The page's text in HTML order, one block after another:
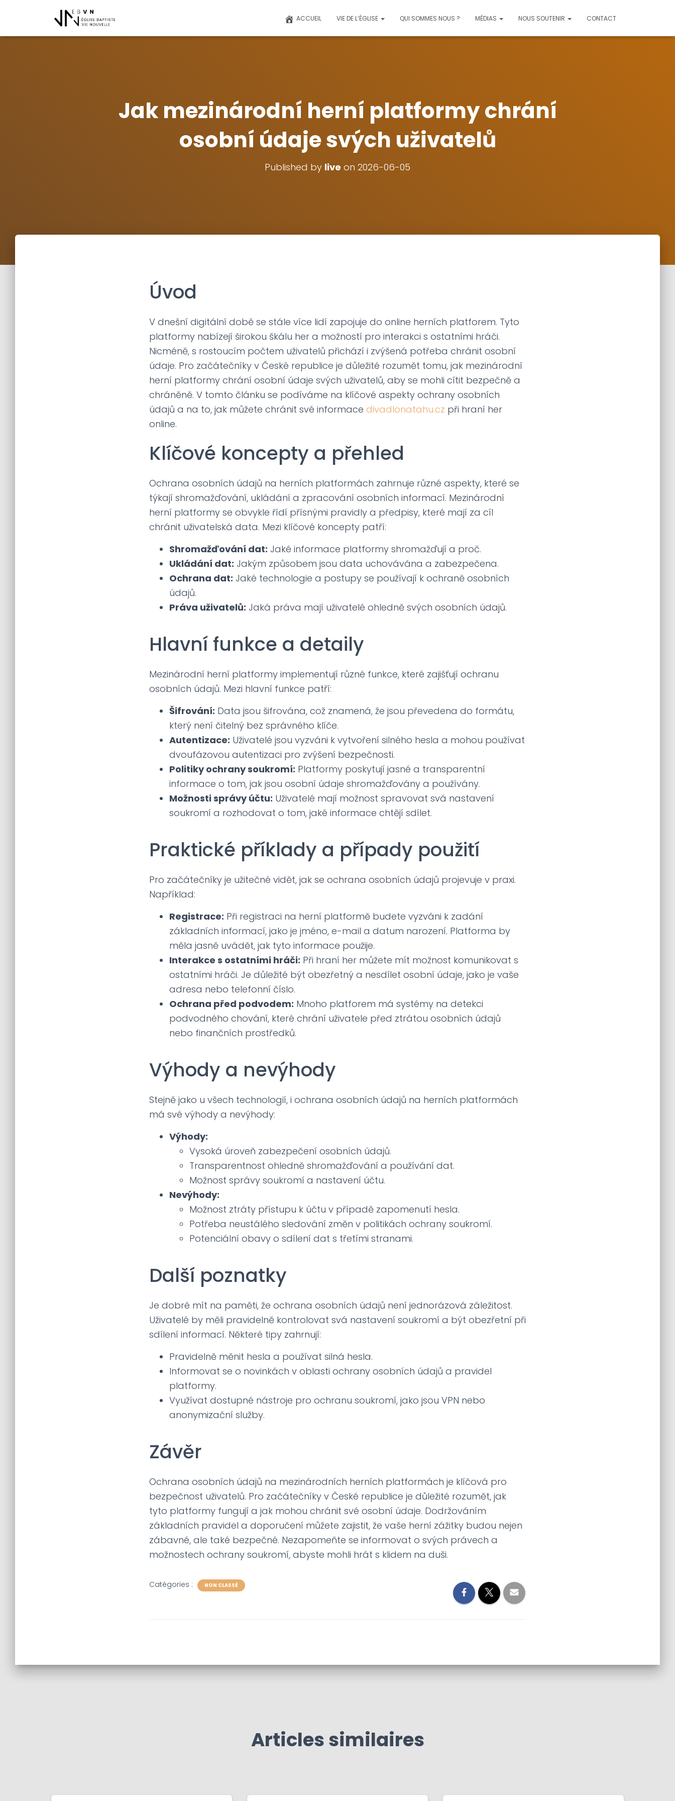
ACCUEIL VIE DE L’ÉGLISE QUI SOMMES NOUS ? MÉDIAS NOUS SOUTENIR CONTACT
Jak mezinárodní herní platformy chrání
osobní údaje svých uživatelů
Published by live on 2026-06-05
Úvod
V dnešní digitální době se stále více lidí zapojuje do online herních platforem. Tyto
platformy nabízejí širokou škálu her a možností pro interakci s ostatními hráči.
Nicméně, s rostoucím počtem uživatelů přichází i zvýšená potřeba chránit osobní
údaje. Pro začátečníky v České republice je důležité rozumět tomu, jak mezinárodní
herní platformy chrání osobní údaje svých uživatelů, aby se mohli cítit bezpečně a
chráněně. V tomto článku se podíváme na klíčové aspekty ochrany osobních
údajů a na to, jak můžete chránit své informace divadlonatahu.cz při hraní her
online.
Klíčové koncepty a přehled
Ochrana osobních údajů na herních platformách zahrnuje různé aspekty, které se
týkají shromažďování, ukládání a zpracování osobních informací. Mezinárodní
herní platformy se obvykle řídí přísnými pravidly a předpisy, které mají za cíl
chránit uživatelská data. Mezi klíčové koncepty patří:
Shromažďování dat: Jaké informace platformy shromažďují a proč.
Ukládání dat: Jakým způsobem jsou data uchovávána a zabezpečena.
Ochrana dat: Jaké technologie a postupy se používají k ochraně osobních
údajů.
Práva uživatelů: Jaká práva mají uživatelé ohledně svých osobních údajů.
Hlavní funkce a detaily
Mezinárodní herní platformy implementují různé funkce, které zajišťují ochranu
osobních údajů. Mezi hlavní funkce patří:
Šifrování: Data jsou šifrována, což znamená, že jsou převedena do formátu,
který není čitelný bez správného klíče.
Autentizace: Uživatelé jsou vyzváni k vytvoření silného hesla a mohou používat
dvoufázovou autentizaci pro zvýšení bezpečnosti.
Politiky ochrany soukromí: Platformy poskytují jasné a transparentní
informace o tom, jak jsou osobní údaje shromažďovány a používány.
Možnosti správy účtu: Uživatelé mají možnost spravovat svá nastavení
soukromí a rozhodovat o tom, jaké informace chtějí sdílet.
Praktické příklady a případy použití
Pro začátečníky je užitečné vidět, jak se ochrana osobních údajů projevuje v praxi.
Například:
Registrace: Při registraci na herní platformě budete vyzváni k zadání
základních informací, jako je jméno, e-mail a datum narození. Platforma by
měla jasně uvádět, jak tyto informace použije.
Interakce s ostatními hráči: Při hraní her můžete mít možnost komunikovat s
ostatními hráči. Je důležité být obezřetný a nesdílet osobní údaje, jako je vaše
adresa nebo telefonní číslo.
Ochrana před podvodem: Mnoho platforem má systémy na detekci
podvodného chování, které chrání uživatele před ztrátou osobních údajů
nebo finančních prostředků.
Výhody a nevýhody
Stejně jako u všech technologií, i ochrana osobních údajů na herních platformách
má své výhody a nevýhody:
Výhody:
Vysoká úroveň zabezpečení osobních údajů.
Transparentnost ohledně shromažďování a používání dat.
Možnost správy soukromí a nastavení účtu.
Nevýhody:
Možnost ztráty přístupu k účtu v případě zapomenutí hesla.
Potřeba neustálého sledování změn v politikách ochrany soukromí.
Potenciální obavy o sdílení dat s třetími stranami.
Další poznatky
Je dobré mít na paměti, že ochrana osobních údajů není jednorázová záležitost.
Uživatelé by měli pravidelně kontrolovat svá nastavení soukromí a být obezřetní při
sdílení informací. Některé tipy zahrnují:
Pravidelně měnit hesla a používat silná hesla.
Informovat se o novinkách v oblasti ochrany osobních údajů a pravidel
platformy.
Využívat dostupné nástroje pro ochranu soukromí, jako jsou VPN nebo
anonymizační služby.
Závěr
Ochrana osobních údajů na mezinárodních herních platformách je klíčová pro
bezpečnost uživatelů. Pro začátečníky v České republice je důležité rozumět, jak
tyto platformy fungují a jak mohou chránit své osobní údaje. Dodržováním
základních pravidel a doporučení můžete zajistit, že vaše herní zážitky budou nejen
zábavné, ale také bezpečné. Nezapomeňte se informovat o svých právech a
možnostech ochrany soukromí, abyste mohli hrát s klidem na duši.
Catégories : NON CLASSÉ
Articles similaires